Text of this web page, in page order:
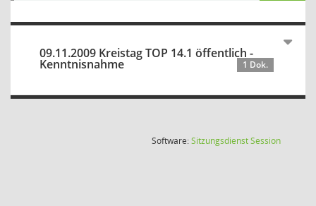
09.11.2009 Kreistag TOP 14.1 öffentlich -
Kenntnisnahme 1 Dok.
Software:SitzungsdienstSession(Wird in